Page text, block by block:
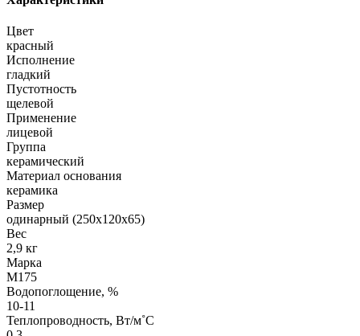
Цвет
красный
Исполнение
гладкий
Пустотность
щелевой
Применение
лицевой
Группа
керамический
Материал основания
керамика
Размер
одинарный (250х120х65)
Вес
2,9 кг
Марка
М175
Водопоглощение, %
10-11
Теплопроводность, Вт/м˚С